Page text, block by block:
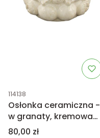
Kod produktu
114138
Osłonka ceramiczna -
w granaty, kremowa
15cm
Cena
80,00 zł